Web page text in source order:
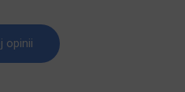
opinii